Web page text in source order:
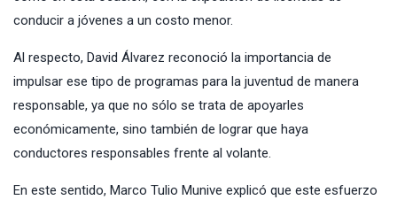
conducir a jóvenes a un costo menor.
Al respecto, David Álvarez reconoció la importancia de
impulsar ese tipo de programas para la juventud de manera
responsable, ya que no sólo se trata de apoyarles
económicamente, sino también de lograr que haya
conductores responsables frente al volante.
En este sentido, Marco Tulio Munive explicó que este esfuerzo